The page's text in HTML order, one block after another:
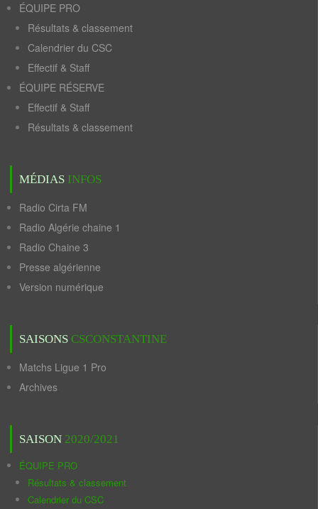
ÉQUIPE PRO
Résultats & classement
Calendrier du CSC
Effectif & Staff
ÉQUIPE RÉSERVE
Effectif & Staff
Résultats & classement
MÉDIAS INFOS
Radio Cirta FM
Radio Algérie chaine 1
Radio Chaine 3
Presse algérienne
Version numérique
SAISONS CSCONSTANTINE
Matchs Ligue 1 Pro
Archives
SAISON 2020/2021
ÉQUIPE PRO
Résultats & classement
Calendrier du CSC